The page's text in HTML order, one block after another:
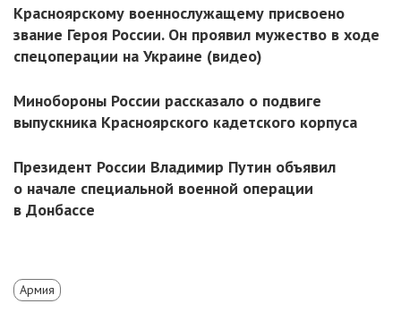
Красноярскому военнослужащему присвоено
звание Героя России. Он проявил мужество в ходе
спецоперации на Украине (видео)
Минобороны России рассказало о подвиге
выпускника Красноярского кадетского корпуса
Президент России Владимир Путин объявил
о начале специальной военной операции
в Донбассе
Армия